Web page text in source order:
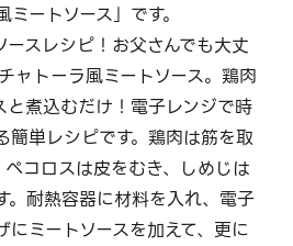
ートソース」です。
スレシピ！お父さんでも大丈
ャトーラ風ミートソース。鶏肉
と煮込むだけ！電子レンジで時
簡単レシピです。鶏肉は筋を取
コロスは皮をむき、しめじは
。耐熱容器に材料を入れ、電子
にミートソースを加えて、更に